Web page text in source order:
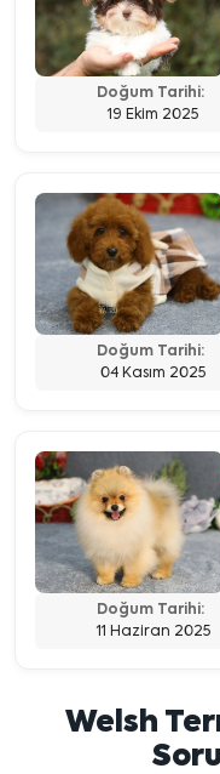
Doğum Tarihi:
19 Ekim 2025
Doğum Tarihi:
04 Kasım 2025
Doğum Tarihi:
11 Haziran 2025
Welsh